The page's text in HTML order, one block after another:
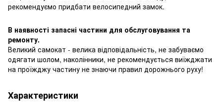
рекомендуємо придбати велосипедний замок.
В наявності запасні частини для обслуговування та
ремонту.
Великий самокат - велика відповідальність, не забуваємо
одягати шолом, наколінники, не рекомендується виїжджати
на проїжджу частину не знаючи правил дорожнього руху!
Характеристики